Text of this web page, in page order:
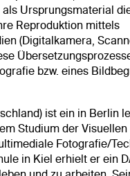
Ursprungsmaterial
Reproduktion mittels
(Digitalkamera,
bzw. eines
ist ein in Berlin
Studium der Visuellen
Fotografie/
in Kiel erhielt er ein